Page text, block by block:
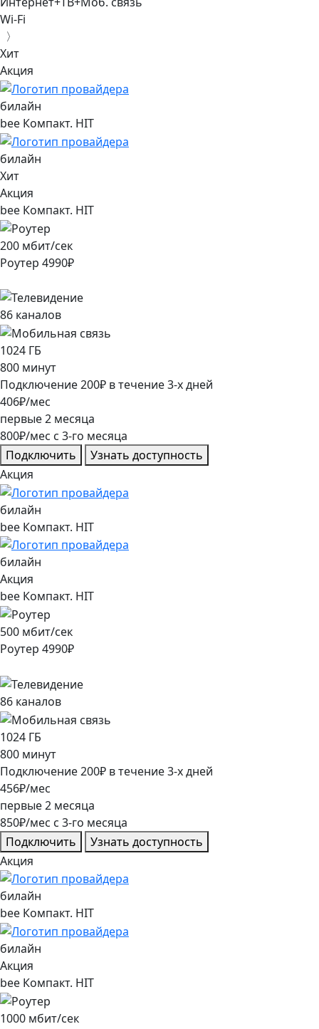
Wi-Fi
〉
Хит
Акция
билайн
bee Компакт. HIT
билайн
Хит
Акция
bee Компакт. HIT
200 мбит/сек
Роутер 4990₽
86 каналов
1024 ГБ
800 минут
Подключение200₽ в течение3-х дней
406₽/мес
первые2 месяца
800₽/мес c 3-го месяца
Подключить
Узнать доступность
Акция
билайн
bee Компакт. HIT
билайн
Акция
bee Компакт. HIT
500 мбит/сек
Роутер 4990₽
86 каналов
1024 ГБ
800 минут
Подключение200₽ в течение3-х дней
456₽/мес
первые2 месяца
850₽/мес c 3-го месяца
Подключить
Узнать доступность
Акция
билайн
bee Компакт. HIT
билайн
Акция
bee Компакт. HIT
1000 мбит/сек